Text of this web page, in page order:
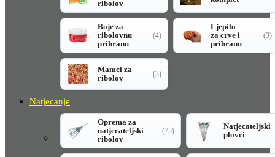
ribolov
Boje za
ribolovnu
prihranu
(4)
Ljepilo
za crve i
prihranu
(3)
Mamci za
ribolov
(3)
Natjecanje
Oprema za
natjecateljski
ribolov
(75)
Natjecateljski
plovci